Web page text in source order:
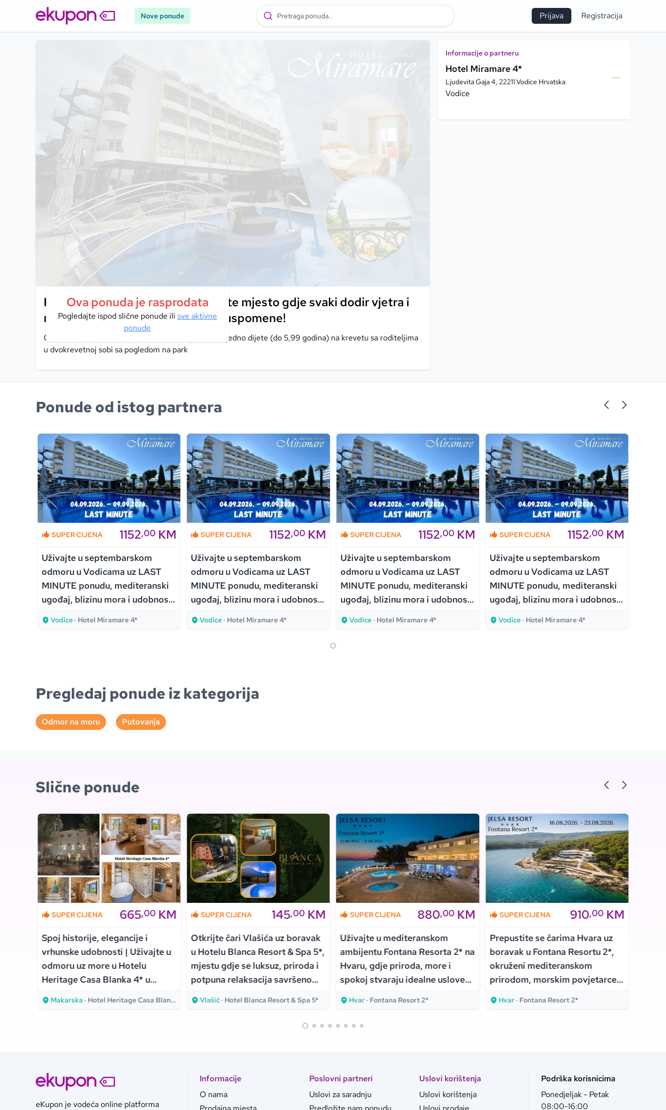
Nove ponude Pretraga ponuda.. Prijava Registracija
Ova ponuda je rasprodata
Pogledajte ispod slične ponude ili sve aktivne
ponude
Hotel Miramare 4*, Vodice I Otkrijte mjesto gdje svaki dodir vjetra i
miris mora stvaraju nezaboravne uspomene!
Četiri noćenja na bazi polupansiona za dvije osobe i jedno dijete (do 5,99 godina) na krevetu sa roditeljima
u dvokrevetnoj sobi sa pogledom na park
Informacije o partneru
Hotel Miramare 4*
Ljudevita Gaja 4, 22211 Vodice Hrvatska
Vodice
Ponude od istog partnera
SUPER CIJENA 1152,00 KM
Uživajte u septembarskom
odmoru u Vodicama uz LAST
MINUTE ponudu, mediteranski
ugođaj, blizinu mora i udobnost
Hotela Miramare 4*!
Vodice · Hotel Miramare 4*
SUPER CIJENA 1152,00KM
Uživajte u septembarskom
odmoru u Vodicama uz LAST
MINUTE ponudu, mediteranski
ugođaj, blizinu mora i udobnost
Hotela Miramare 4*!
Vodice · Hotel Miramare 4*
SUPER CIJENA 1152,00KM
Uživajte u septembarskom
odmoru u Vodicama uz LAST
MINUTE ponudu, mediteranski
ugođaj, blizinu mora i udobnost
Hotela Miramare 4*!
Vodice· Hotel Miramare 4*
SUPER CIJENA 1152,00 KM
Uživajte u septembarskom
odmoru u Vodicama uz LAST
MINUTE ponudu, mediteranski
ugođaj, blizinu mora i udobnost
Hotela Miramare 4*!
Vodice· Hotel Miramare 4*
Pregledaj ponude iz kategorija
Odmor na moru Putovanja
Slične ponude
SUPER CIJENA 665,00 KM
Spoj historije, elegancije i
vrhunske udobnosti | Uživajte u
odmoru uz more u Hotelu
Heritage Casa Blanka 4* u
Makarskoj!
Makarska · Hotel Heritage Casa Blanka 4*
SUPER CIJENA 145,00 KM
Otkrijte čari Vlašića uz boravak
u Hotelu Blanca Resort & Spa 5*,
mjestu gdje se luksuz, priroda i
potpuna relaksacija savršeno
spajaju!
Vlašić· Hotel Blanca Resort & Spa 5*
SUPER CIJENA 880,00KM
Uživajte u mediteranskom
ambijentu Fontana Resorta 2* na
Hvaru, gdje priroda, more i
spokoj stvaraju idealne uslove
za odmor!
Hvar · Fontana Resort 2*
SUPER CIJENA 910,00 KM
Prepustite se čarima Hvara uz
boravak u Fontana Resortu 2*,
okruženi mediteranskom
prirodom, morskim povjetarcem
i potpunim mirom!
Hvar· Fontana Resort 2*
eKupon je vodeća online platforma
Informacije
O nama
Poslovni partneri
Uslovi za saradnju
Uslovi korištenja
Uslovi korištenja
Podrška korisnicima
Ponedjeljak - Petak
08:00-16:00